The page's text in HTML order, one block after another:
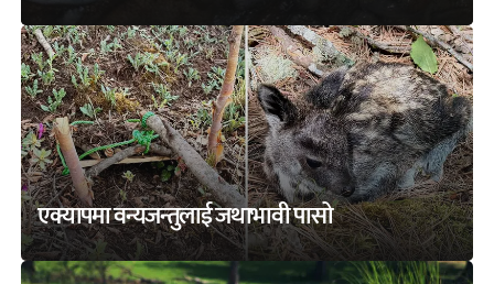
एक्यापमा वन्यजन्तुलाई जथाभावी पासो